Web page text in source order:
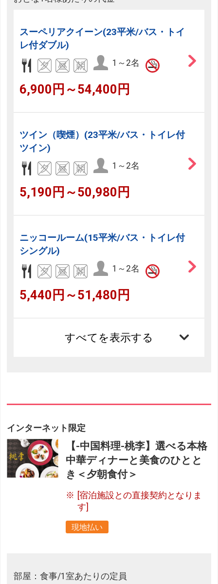
スーペリアクイーン(23平米/バス・トイ
レ付ダブル)
1～2名
6,900円～54,400円
ツイン（喫煙）(23平米/バス・トイレ付
ツイン)
1～2名
5,190円～50,980円
ニッコールーム(15平米/バス・トイレ付
シングル)
1～2名
5,440円～51,480円
すべてを表示する
インターネット限定
【-中国料理-桃李】選べる本格
中華ディナーと美食のひとと
き＜夕朝食付＞
[宿泊施設との直接契約となりま
す]
現地払い
部屋：食事/1室あたりの定員